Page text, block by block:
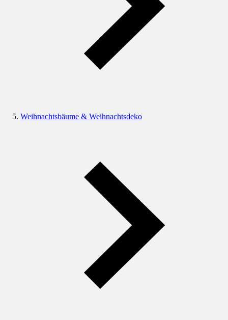
Weihnachtsbäume & Weihnachtsdeko